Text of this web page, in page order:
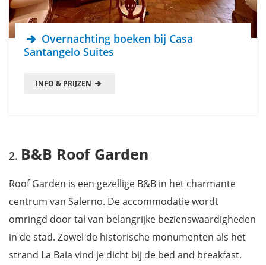
Overnachting boeken bij Casa
Santangelo Suites
INFO & PRIJZEN
B&B Roof Garden
Roof Garden is een gezellige B&B in het charmante
centrum van Salerno. De accommodatie wordt
omringd door tal van belangrijke bezienswaardigheden
in de stad. Zowel de historische monumenten als het
strand La Baia vind je dicht bij de bed and breakfast.